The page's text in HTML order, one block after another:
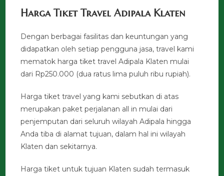
Harga Tiket Travel Adipala Klaten
Dengan berbagai fasilitas dan keuntungan yang
didapatkan oleh setiap pengguna jasa, travel kami
mematok harga tiket travel Adipala Klaten mulai
dari Rp250.000 (dua ratus lima puluh ribu rupiah).
Harga tiket travel yang kami sebutkan di atas
merupakan paket perjalanan all in mulai dari
penjemputan dari seluruh wilayah Adipala hingga
Anda tiba di alamat tujuan, dalam hal ini wilayah
Klaten dan sekitarnya.
Harga tiket untuk tujuan Klaten sudah termasuk